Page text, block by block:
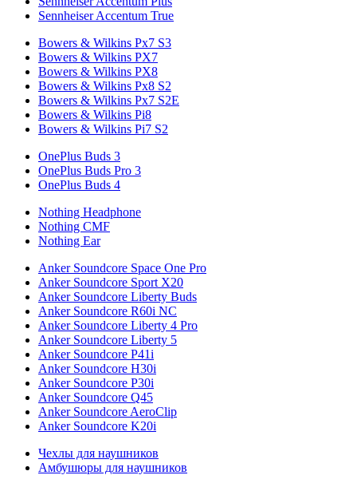
Sennheiser Accentum True
Bowers & Wilkins Px7 S3
Bowers & Wilkins PX7
Bowers & Wilkins PX8
Bowers & Wilkins Px8 S2
Bowers & Wilkins Px7 S2E
Bowers & Wilkins Pi8
Bowers & Wilkins Pi7 S2
OnePlus Buds 3
OnePlus Buds Pro 3
OnePlus Buds 4
Nothing Headphone
Nothing CMF
Nothing Ear
Anker Soundcore Space One Pro
Anker Soundcore Sport X20
Anker Soundcore Liberty Buds
Anker Soundcore R60i NC
Anker Soundcore Liberty 4 Pro
Anker Soundcore Liberty 5
Anker Soundcore P41i
Anker Soundcore H30i
Anker Soundcore P30i
Anker Soundcore Q45
Anker Soundcore AeroClip
Anker Soundcore K20i
Чехлы для наушников
Амбушюры для наушников